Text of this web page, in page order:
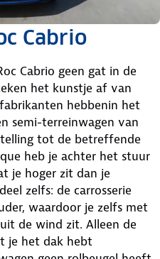
Cabrio
Cabrio geen gat in de
het kunstje af van
hebbenin het
semi-terreinwagen van
tot de betreffende
heb je achter het stuur
je hoger zit dan je
zelfs: de carrosserie
waardoor je zelfs met
de wind zit. Alleen de
je het dak hebt